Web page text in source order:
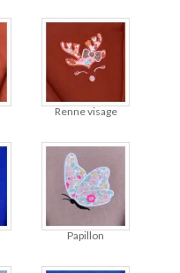
Renne visage
Papillon